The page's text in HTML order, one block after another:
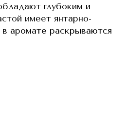
глубоким и
имеет янтарно-
аромате раскрываются